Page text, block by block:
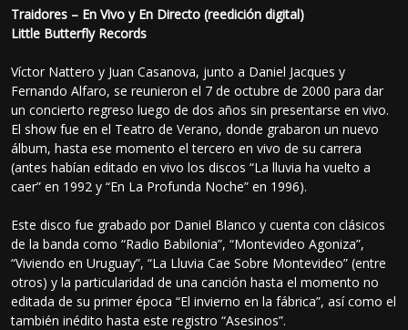
Traidores – En Vivo y En Directo (reedición digital)
Little Butterfly Records
Víctor Nattero y Juan Casanova, junto a Daniel Jacques y
Fernando Alfaro, se reunieron el 7 de octubre de 2000 para dar
un concierto regreso luego de dos años sin presentarse en vivo.
El show fue en el Teatro de Verano, donde grabaron un nuevo
álbum, hasta ese momento el tercero en vivo de su carrera
(antes habían editado en vivo los discos “La lluvia ha vuelto a
caer” en 1992 y “En La Profunda Noche” en 1996).
Este disco fue grabado por Daniel Blanco y cuenta con clásicos
de la banda como “Radio Babilonia”, “Montevideo Agoniza”,
“Viviendo en Uruguay”, “La Lluvia Cae Sobre Montevideo” (entre
otros) y la particularidad de una canción hasta el momento no
editada de su primer época “El invierno en la fábrica”, así como el
también inédito hasta este registro “Asesinos”.